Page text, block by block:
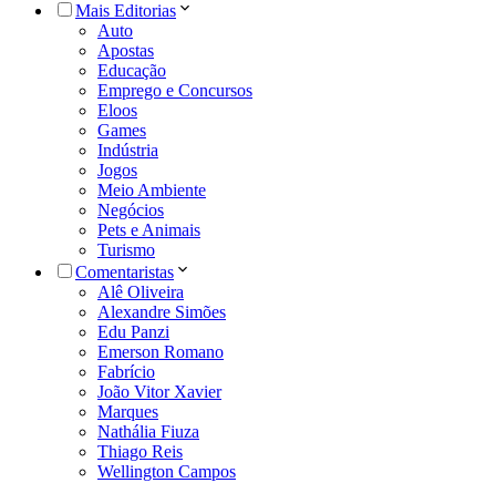
Mais Editorias
Auto
Apostas
Educação
Emprego e Concursos
Eloos
Games
Indústria
Jogos
Meio Ambiente
Negócios
Pets e Animais
Turismo
Comentaristas
Alê Oliveira
Alexandre Simões
Edu Panzi
Emerson Romano
Fabrício
João Vitor Xavier
Marques
Nathália Fiuza
Thiago Reis
Wellington Campos